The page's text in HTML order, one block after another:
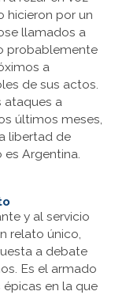
hicieron por un
llamados a
probablemente
a
de sus actos.
ataques a
últimos meses,
libertad de
Argentina.
y al servicio
relato único,
a debate
Es el armado
en la que